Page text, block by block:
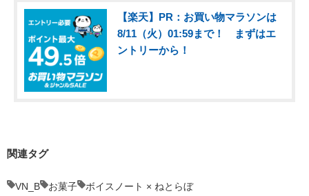
【楽天】PR：お買い物マラソンは
8/11（火）01:59まで！ まずはエ
ントリーから！
関連タグ
VN_B お菓子 ボイスノート × ねとらぼ